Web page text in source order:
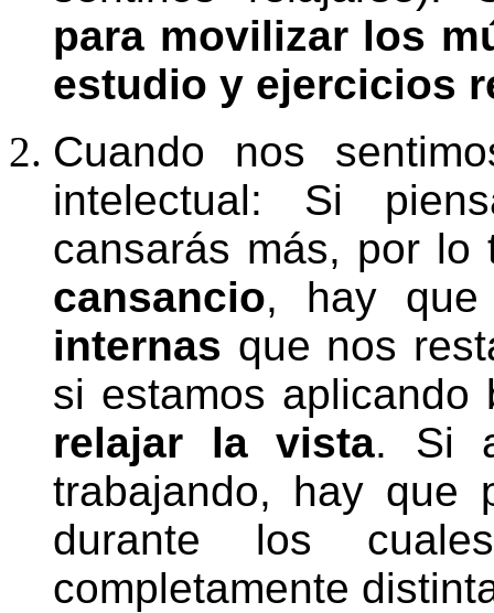
para movilizar los
estudio y ejercicios
Cuando nos
intelectual: Si
cansarás más, por
cansancio, hay
internas que nos
si estamos
relajar la vista. Si
trabajando, hay que
durante los
completamente